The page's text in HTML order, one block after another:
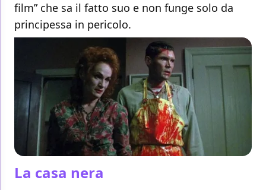
film” che sa il fatto suo e non funge solo da
principessa in pericolo.
La casa nera